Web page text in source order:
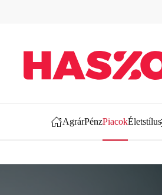
AgrárPénzPiacokÉletstílus